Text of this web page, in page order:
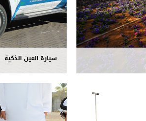
سيارة العين الذكية